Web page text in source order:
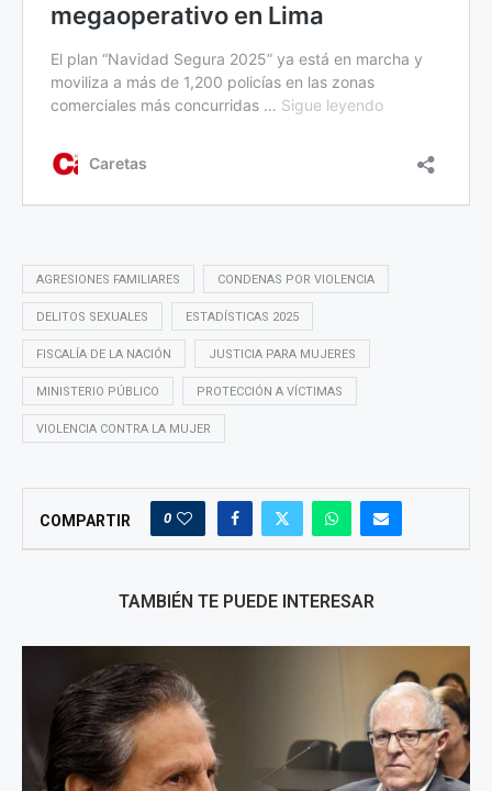
AGRESIONES FAMILIARES CONDENAS POR VIOLENCIA
DELITOS SEXUALES ESTADÍSTICAS 2025
FISCALÍA DE LA NACIÓN JUSTICIA PARA MUJERES
MINISTERIO PÚBLICO PROTECCIÓN A VÍCTIMAS
VIOLENCIA CONTRA LA MUJER
COMPARTIR 0
TAMBIÉN TE PUEDE INTERESAR